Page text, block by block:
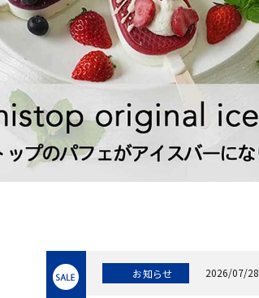
冷凍食品
スイーツ
飲料
ギフト
セール
お知らせ 2026/07/28